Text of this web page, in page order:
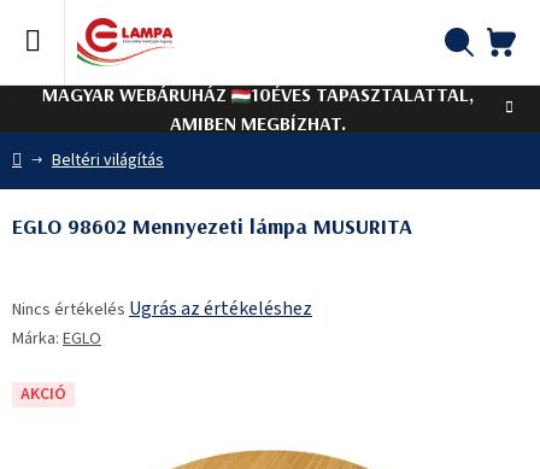
tartalomhoz
MAGYAR WEBÁRUHÁZ
10ÉVES TAPASZTALATTAL,
AMIBEN MEGBÍZHAT.
Kezdőlap
Beltéri világítás
EGLO 98602 Mennyezeti lámpa MUSURITA
termék
átlagos
5-
Nincs értékelés Ugrás az értékeléshez
Márka: EGLO
AKCIÓ